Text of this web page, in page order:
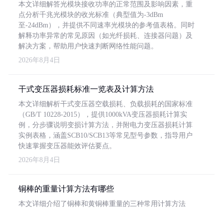
本文详细解答光模块接收功率的正常范围及影响因素，重
点分析千兆光模块的收光标准（典型值为-3dBm
至-24dBm），并提供不同速率光模块的参考值表格。同时
解释功率异常的常见原因（如光纤损耗、连接器问题）及
解决方案，帮助用户快速判断网络性能问题。
2026年8月4日
干式变压器损耗标准一览表及计算方法
本文详细解析干式变压器空载损耗、负载损耗的国家标准
（GB/T 10228-2015），提供1000kVA变压器损耗计算实
例，分步骤说明变损计算方法，并附电力变压器损耗计算
实例表格，涵盖SCB10/SCB13等常见型号参数，指导用户
快速掌握变压器能效评估要点。
2026年8月4日
铜棒的重量计算方法有哪些
本文详细介绍了铜棒和黄铜棒重量的三种常用计算方法